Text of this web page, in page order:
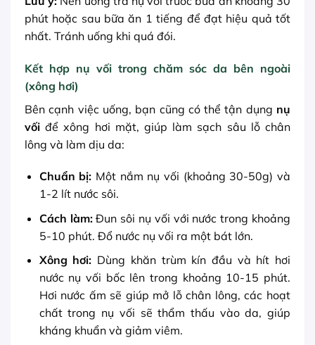
phút hoặc sau bữa ăn 1 tiếng để đạt hiệu quả tốt
nhất. Tránh uống khi quá đói.
Kết hợp nụ vối trong chăm sóc da bên ngoài
(xông hơi)
Bên cạnh việc uống, bạn cũng có thể tận dụng nụ
vối để xông hơi mặt, giúp làm sạch sâu lỗ chân
lông và làm dịu da:
Chuẩn bị: Một nắm nụ vối (khoảng 30-50g) và
1-2 lít nước sôi.
Cách làm:Đun sôi nụ vối với nước trong khoảng
5-10 phút. Đổ nước nụ vối ra một bát lớn.
Xông hơi: Dùng khăn trùm kín đầu và hít hơi
nước nụ vối bốc lên trong khoảng 10-15 phút.
Hơi nước ấm sẽ giúp mở lỗ chân lông, các hoạt
chất trong nụ vối sẽ thẩm thấu vào da, giúp
kháng khuẩn và giảm viêm.